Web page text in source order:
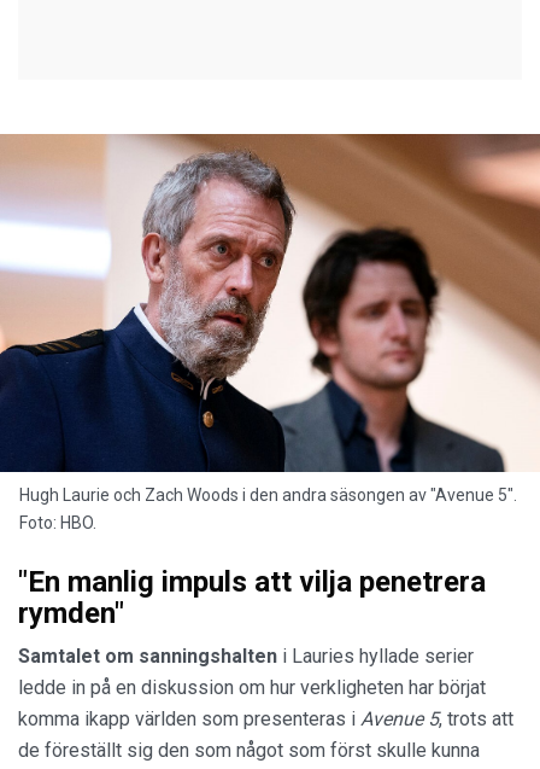
Hugh Laurie och Zach Woods i den andra säsongen av "Avenue 5".
Foto: HBO.
"En manlig impuls att vilja penetrera
rymden"
Samtalet om sanningshalten i Lauries hyllade serier
ledde in på en diskussion om hur verkligheten har börjat
komma ikapp världen som presenteras i Avenue 5, trots att
de föreställt sig den som något som först skulle kunna